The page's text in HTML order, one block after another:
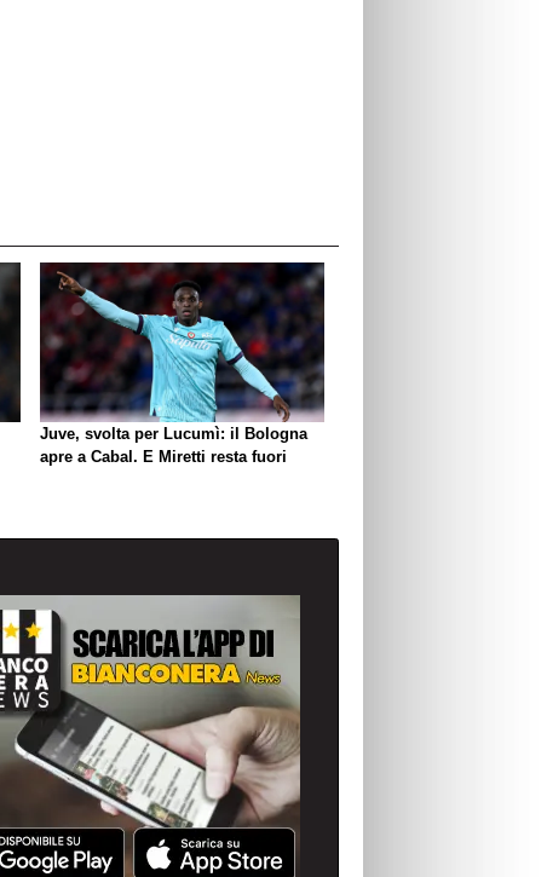
Juve, svolta per Lucumì: il Bologna
apre a Cabal. E Miretti resta fuori